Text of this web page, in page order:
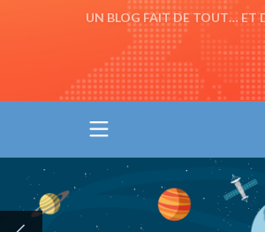
UN BLOG FAIT DE TOUT… ET